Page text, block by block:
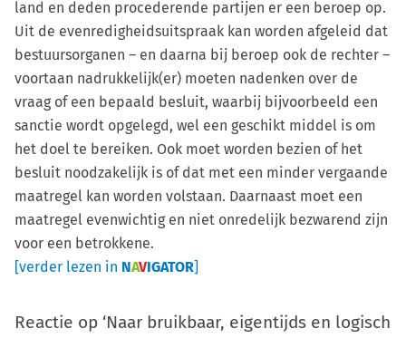
land en deden procederende partijen er een beroep op.
Uit de evenredigheidsuitspraak kan worden afgeleid dat
bestuursorganen – en daarna bij beroep ook de rechter –
voortaan nadrukkelijk(er) moeten nadenken over de
vraag of een bepaald besluit, waarbij bijvoorbeeld een
sanctie wordt opgelegd, wel een geschikt middel is om
het doel te bereiken. Ook moet worden bezien of het
besluit noodzakelijk is of dat met een minder vergaande
maatregel kan worden volstaan. Daarnaast moet een
maatregel evenwichtig en niet onredelijk bezwarend zijn
voor een betrokkene.
[verder lezen in NAVIGATOR]
Reactie op ‘Naar bruikbaar, eigentijds en logisch